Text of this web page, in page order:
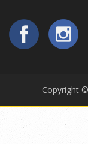
Copyright